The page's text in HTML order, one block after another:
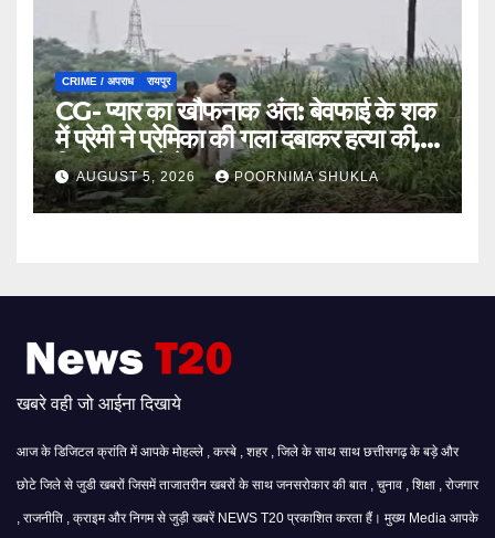
CRIME / अपराध रायपुर
CG- प्यार का खौफनाक अंत: बेवफाई के शक
में प्रेमी ने प्रेमिका की गला दबाकर हत्या की,
फिर तालाब में फेंका शव…
AUGUST 5, 2026 POORNIMA SHUKLA
खबरे वही जो आईना दिखाये
आज के डिजिटल क्रांति में आपके मोहल्ले , कस्बे , शहर , जिले के साथ साथ छत्तीसगढ़ के बड़े और
छोटे जिले से जुडी खबरों जिसमें ताजातरीन खबरों के साथ जनसरोकार की बात , चुनाव , शिक्षा , रोजगार
, राजनीति , क्राइम और निगम से जुड़ी खबरें NEWS T20 प्रकाशित करता हैं। मुख्य Media आपके